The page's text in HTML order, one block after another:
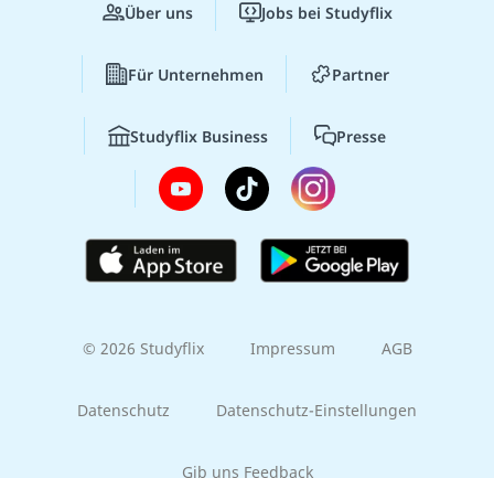
Über uns Jobs bei Studyflix
Für Unternehmen Partner
Studyflix Business Presse
© 2026 Studyflix Impressum AGB
Datenschutz Datenschutz-Einstellungen
Gib uns Feedback